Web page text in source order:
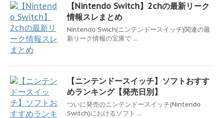
【Nintendo Switch】2chの最新リーク
情報スレまとめ
Nintendo Swich(ニンテンドースイッチ)関連の最
新リーク情報の宝庫で ...
【ニンテンドースイッチ】ソフトおすす
めランキング【発売日別】
ついに発売のニンテンドースイッチ(Nintendo
Switch)におけるソフト ...